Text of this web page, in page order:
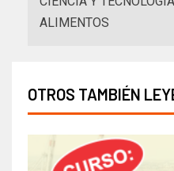
ALIMENTOS
OTROS TAMBIÉN